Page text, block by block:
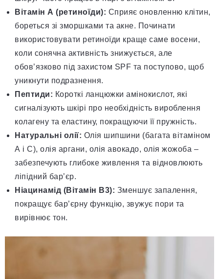
Вітамін А (ретиноїди): Сприяє оновленню клітин,
бореться зі зморшками та акне. Починати
використовувати ретиноїди краще саме восени,
коли сонячна активність знижується, але
обов’язково під захистом SPF та поступово, щоб
уникнути подразнення.
Пептиди: Короткі ланцюжки амінокислот, які
сигналізують шкірі про необхідність вироблення
колагену та еластину, покращуючи її пружність.
Натуральні олії: Олія шипшини (багата вітаміном
А і С), олія аргани, олія авокадо, олія жожоба –
забезпечують глибоке живлення та відновлюють
ліпідний бар’єр.
Ніацинамід (Вітамін В3): Зменшує запалення,
покращує бар’єрну функцію, звужує пори та
вирівнює тон.